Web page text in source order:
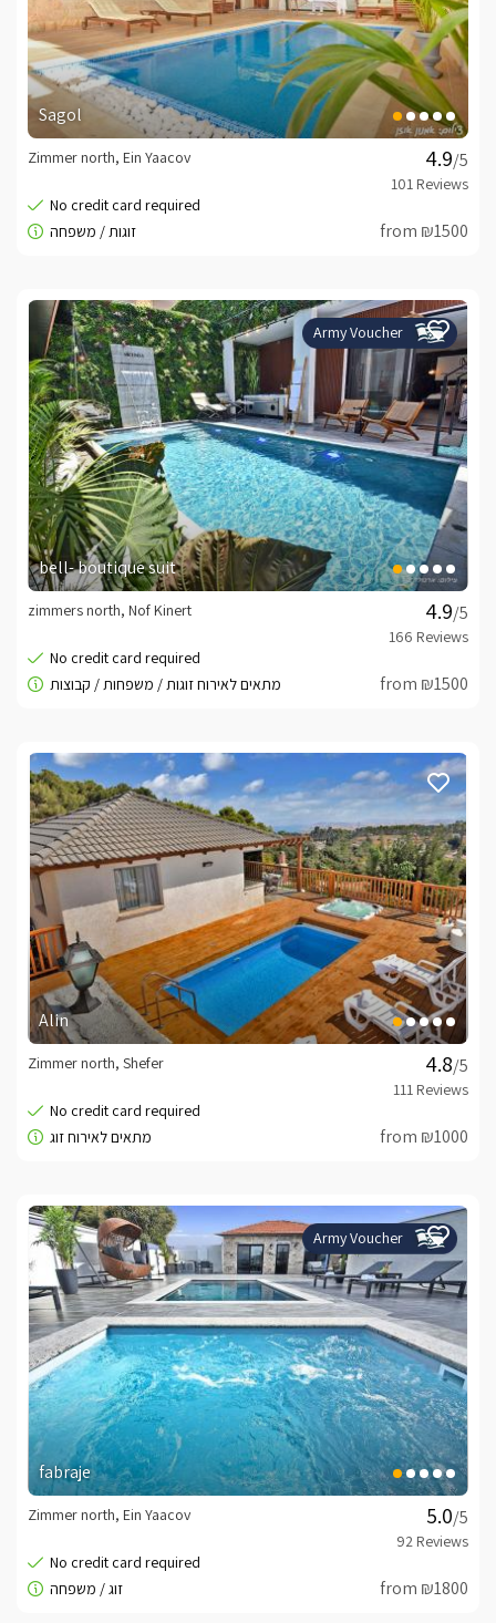
Sagol
/5
Zimmer north, Ein Yaacov
from ₪1500
Army Voucher
bell- boutique suit
/5
zimmers north, Nof Kinert
from ₪1500
Alin
/5
Zimmer north, Shefer
from ₪1000
Army Voucher
fabraje
/5
Zimmer north, Ein Yaacov
from ₪1800